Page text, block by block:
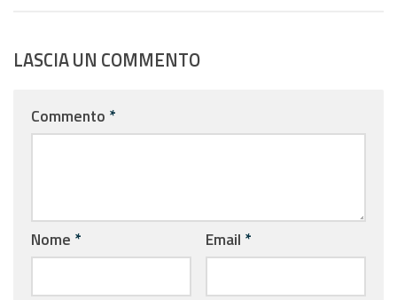
LASCIA UN COMMENTO
Commento *
Nome * Email *